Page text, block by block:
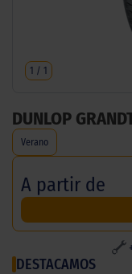
1 / 1
DUNLOP
Verano
A partir de
DESTACAMOS